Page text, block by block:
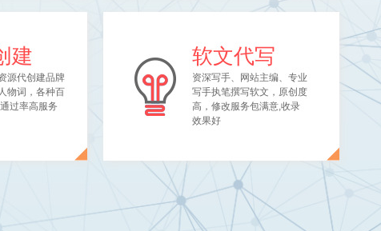
建
源代创建品牌
物词，各种百
过率高服务
软文代写
资深写手、网站主编、专业
写手执笔撰写软文，原创度
高，修改服务包满意,收录
效果好